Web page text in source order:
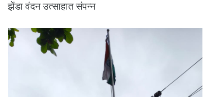
झेंडा वंदन उत्साहात संपन्न